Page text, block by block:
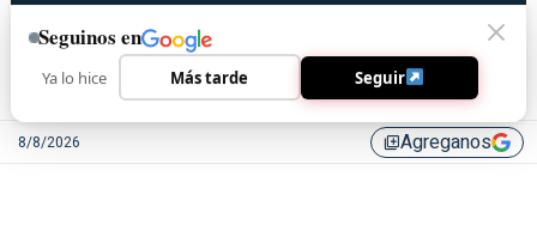
8/8/2026 library_addAgreganos
Seguinos en
Ya lo hice Más tarde Seguir